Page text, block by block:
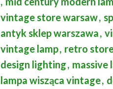
vintage store warsaw,
antyk sklep warszawa,
vintage lamp, retro
design lighting, massive
lampa wisząca vintage,